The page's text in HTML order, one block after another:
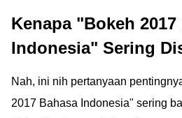
Kenapa "Bokeh 2017
Indonesia" Sering
Nah, ini nih pertanyaan
2017 Bahasa Indonesia" sering